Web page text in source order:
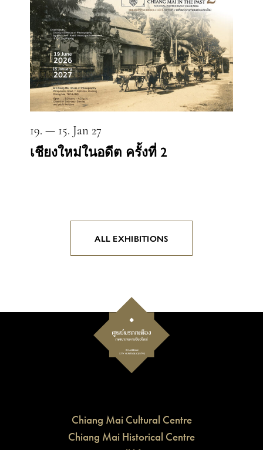
19. — 15. Jan 27
เชียงใหม่ในอดีต ครั้งที่ 2
ALL EXHIBITIONS
Chiang Mai Cultural Centre
Chiang Mai Historical Centre